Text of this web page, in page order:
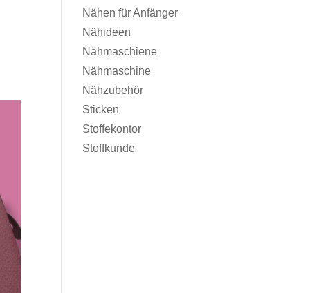
Nähen für Anfänger
Nähideen
Nähmaschiene
Nähmaschine
Nähzubehör
Sticken
Stoffekontor
Stoffkunde